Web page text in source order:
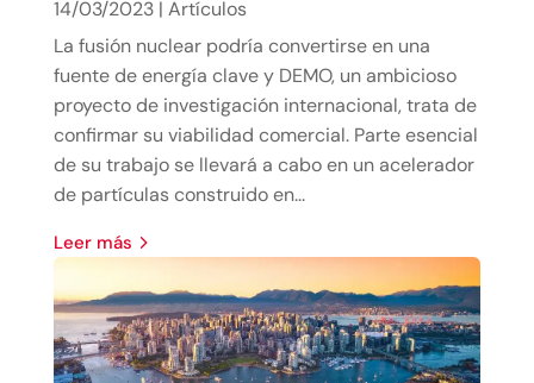
14/03/2023| Artículos
La fusión nuclear podría convertirse en una
fuente de energía clave y DEMO, un ambicioso
proyecto de investigación internacional, trata de
confirmar su viabilidad comercial. Parte esencial
de su trabajo se llevará a cabo en un acelerador
de partículas construido en...
leer más